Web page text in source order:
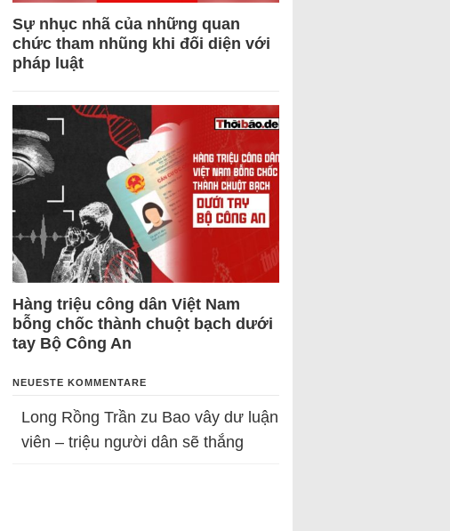
Sự nhục nhã của những quan
chức tham nhũng khi đối diện với
pháp luật
Hàng triệu công dân Việt Nam
bỗng chốc thành chuột bạch dưới
tay Bộ Công An
NEUESTE KOMMENTARE
Long Rồng Trần zu Bao vây dư luận
viên – triệu người dân sẽ thắng